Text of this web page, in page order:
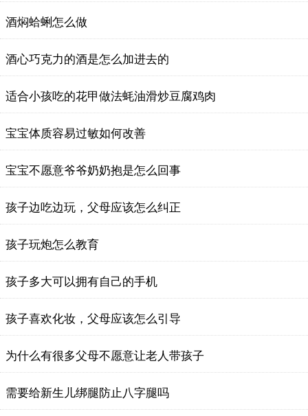
酒焖蛤蜊怎么做
酒心巧克力的酒是怎么加进去的
适合小孩吃的花甲做法蚝油滑炒豆腐鸡肉
宝宝体质容易过敏如何改善
宝宝不愿意爷爷奶奶抱是怎么回事
孩子边吃边玩，父母应该怎么纠正
孩子玩炮怎么教育
孩子多大可以拥有自己的手机
孩子喜欢化妆，父母应该怎么引导
为什么有很多父母不愿意让老人带孩子
需要给新生儿绑腿防止八字腿吗